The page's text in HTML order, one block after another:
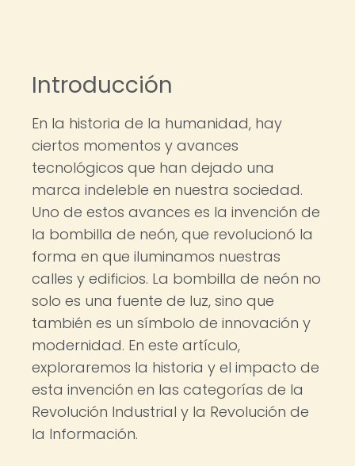
Introducción
En la historia de la humanidad, hay
ciertos momentos y avances
tecnológicos que han dejado una
marca indeleble en nuestra sociedad.
Uno de estos avances es la invención de
la bombilla de neón, que revolucionó la
forma en que iluminamos nuestras
calles y edificios. La bombilla de neón no
solo es una fuente de luz, sino que
también es un símbolo de innovación y
modernidad. En este artículo,
exploraremos la historia y el impacto de
esta invención en las categorías de la
Revolución Industrial y la Revolución de
la Información.